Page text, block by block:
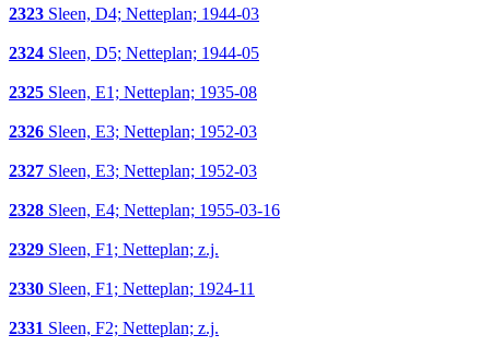
2323 Sleen, D4; Netteplan; 1944-03
2324 Sleen, D5; Netteplan; 1944-05
2325 Sleen, E1; Netteplan; 1935-08
2326 Sleen, E3; Netteplan; 1952-03
2327 Sleen, E3; Netteplan; 1952-03
2328 Sleen, E4; Netteplan; 1955-03-16
2329 Sleen, F1; Netteplan; z.j.
2330 Sleen, F1; Netteplan; 1924-11
2331 Sleen, F2; Netteplan; z.j.